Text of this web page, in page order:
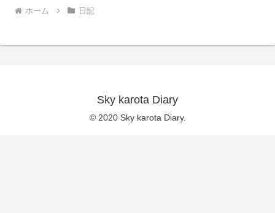
ホーム 日記
Sky karota Diary
© 2020 Sky karota Diary.